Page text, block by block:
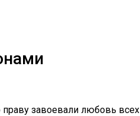
завоевали любовь всех